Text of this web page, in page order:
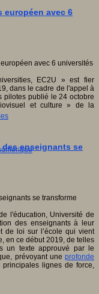
européen avec 6
EC2U » est fier
dans le cadre de l'appel à
pilotes publié le 24 octobre
et culture » de la
enseignants se
l'éducation, Université de
des enseignants à leur
de loi sur l’école qui vient
en ce début 2019, de telles
un texte approuvé par le
prévoyant une profonde
lignes de force,